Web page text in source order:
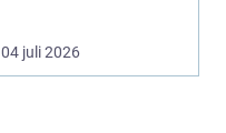
och fastighets...
04 juli 2026